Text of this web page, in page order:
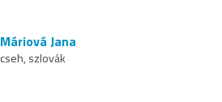
Máriová Jana
cseh, szlovák